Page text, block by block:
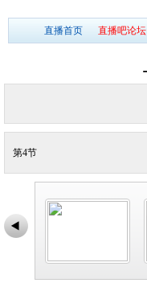
直播首页 直播吧论坛
第4节